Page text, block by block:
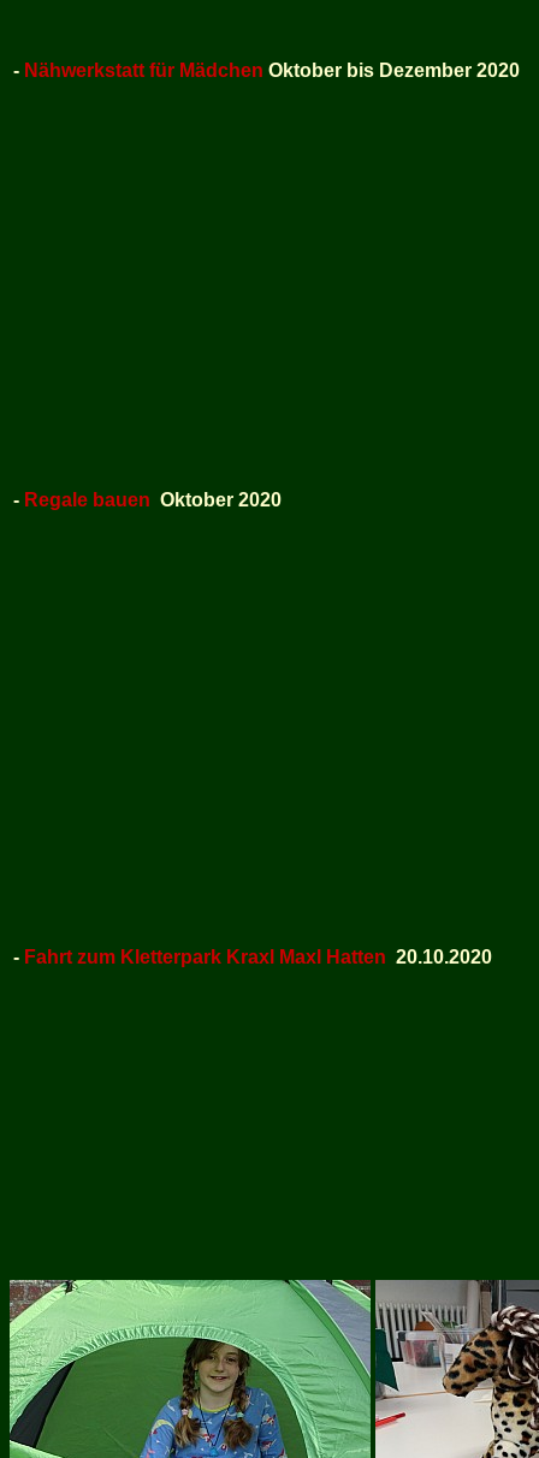
- Nähwerkstatt für Mädchen Oktober bis Dezember 2020
- Regale bauen Oktober 2020
- Fahrt zum Kletterpark Kraxl Maxl Hatten 20.10.2020